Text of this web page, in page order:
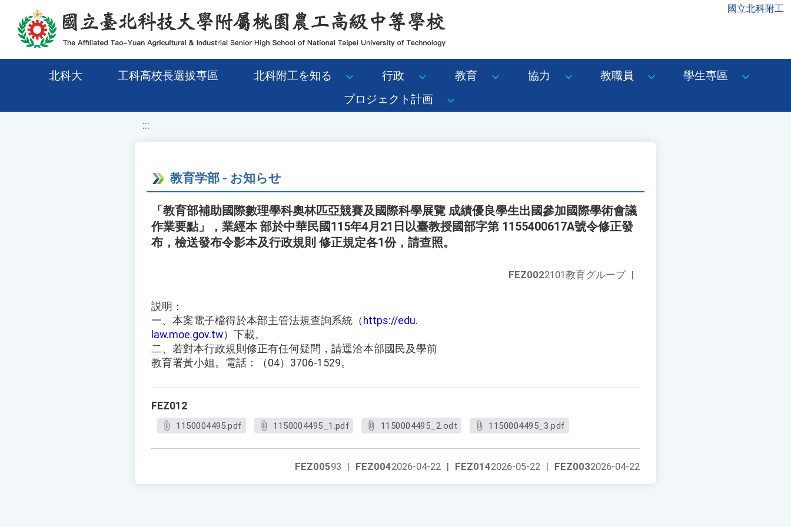
移至網頁之主要內容區位置 國立北科附工
北科大 工科高校長選拔專區 北科附工を知る 行政 教育 協力 教職員
學生專區
プロジェクト計画
:::
教育学部 - お知らせ
「教育部補助國際數理學科奧林匹亞競賽及國際科學展覽 成績優良學生出國參加國際學術會議
作業要點」，業經本 部於中華民國115年4月21日以臺教授國部字第 1155400617A號令修正發
布，檢送發布令影本及行政規則 修正規定各1份，請查照。
FEZ0022101教育グループ |
説明：
一、本案電子檔得於本部主管法規查詢系統（ https://edu.
law.moe.gov.tw）下載。
二、若對本行政規則修正有任何疑問，請逕洽本部國民及學前
教育署黃小姐。電話：（04）3706-1529。
FEZ012
1150004495.pdf 1150004495_1.pdf 1150004495_2.odt 1150004495_3.pdf
FEZ0032026-04-22
FEZ0142026-05-22 |
FEZ0042026-04-22 |
FEZ00593 |